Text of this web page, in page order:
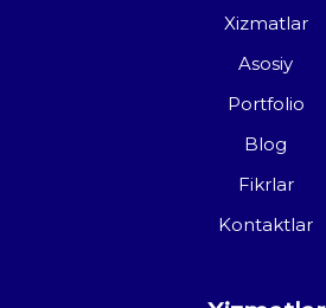
Xizmatlar
Asosiy
Portfolio
Blog
Fikrlar
Kontaktlar